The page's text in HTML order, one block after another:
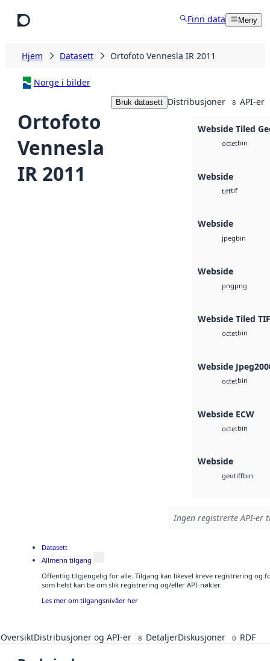
Finn data Meny
Hjem Datasett Ortofoto Vennesla IR 2011
Norge i bilder
Ortofoto
Vennesla
IR 2011
Bruk datasett Distribusjoner 8 API-er
Webside Tiled
octetbin
Webside
tifftif
Webside
jpegbin
Webside
pngpng
Webside Tiled
octetbin
Webside
octetbin
Webside ECW
octetbin
Webside
geotiffbin
Ingen registrerte API-er
Datasett
Allmenn tilgang
Offentlig tilgjengelig for alle. Tilgang kan likevel kreve registrering og
som helst kan be om slik registrering og/eller API-nøkler.
Les mer om tilgangsnivåer her
OversiktDistribusjoner og API-er 8 DetaljerDiskusjoner 0 RDF